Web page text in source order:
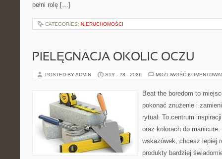
pełni rolę […]
CATEGORIES: NIERUCHOMOŚCI
PIELĘGNACJA OKOLIC OCZU
POSTED BY ADMIN STY - 28 - 2026 MOŻLIWOŚĆ
Beat the boredom to
pokonać znużenie i
rytuał. To centrum
oraz kolorach do
wskazówek, chcesz lepiej
produkty bardziej